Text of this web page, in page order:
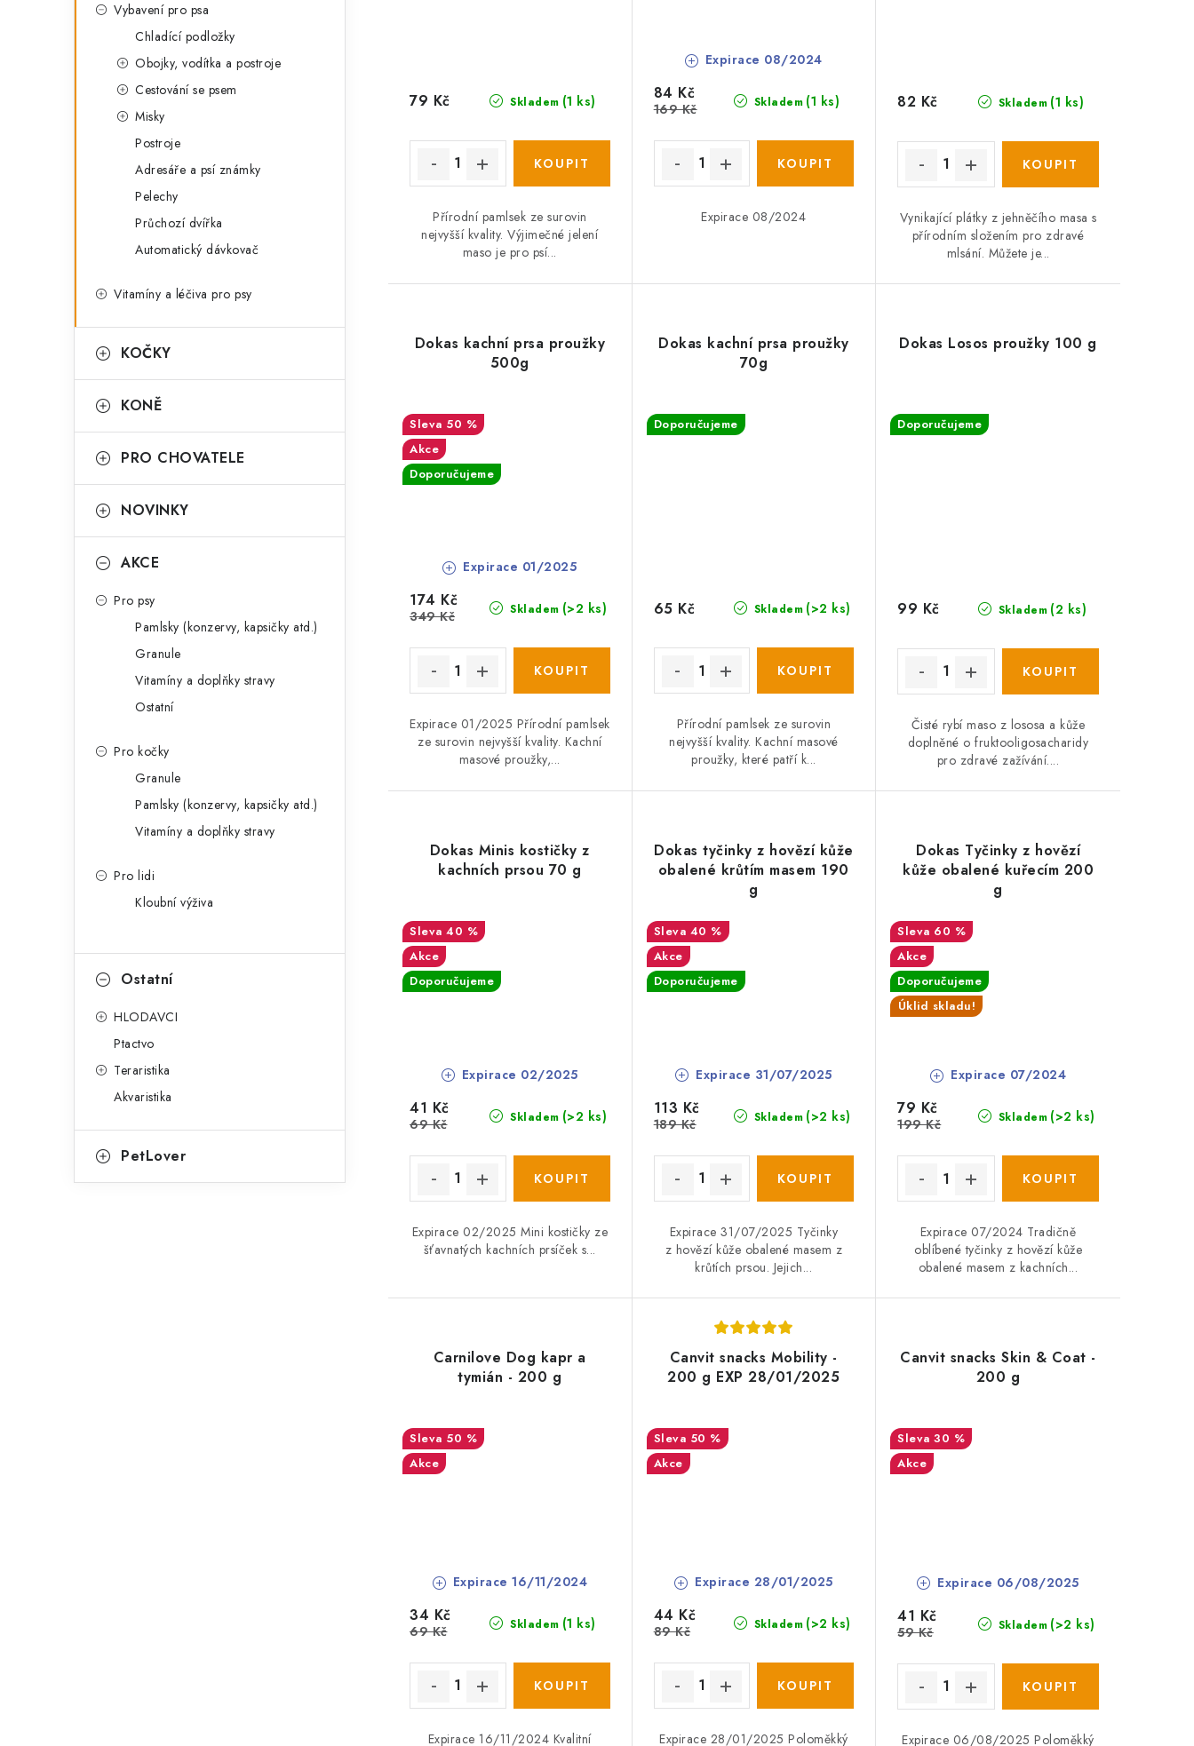
Vybavení pro psa
Chladící podložky
Obojky, vodítka a postroje
Cestování se psem
Misky
Postroje
Adresáře a psí známky
Pelechy
Průchozí dvířka
Automatický dávkovač
Vitamíny a léčiva pro psy
KOČKY
KONĚ
PRO CHOVATELE
NOVINKY
AKCE
Pro psy
Pamlsky (konzervy, kapsičky atd.)
Granule
Vitamíny a doplňky stravy
Ostatní
Pro kočky
Granule
Pamlsky (konzervy, kapsičky atd.)
Vitamíny a doplňky stravy
Pro lidi
Kloubní výživa
Ostatní
HLODAVCI
Ptactvo
Teraristika
Akvaristika
PetLover
Skladem (1 ks)
79 Kč
Přírodní pamlsek ze surovin
nejvyšší kvality. Výjimečné jelení
maso je pro psí...
Expirace 08/2024
Skladem (1 ks)
84 Kč
169 Kč
Expirace 08/2024
Skladem (1 ks)
82 Kč
Vynikající plátky z jehněčího masa s
přírodním složením pro zdravé
mlsání. Můžete je...
Dokas kachní prsa proužky
500g
50 %
Akce
Doporučujeme
Expirace 01/2025
Skladem (>2 ks)
174 Kč
349 Kč
Expirace 01/2025 Přírodní pamlsek
ze surovin nejvyšší kvality. Kachní
masové proužky,...
Dokas kachní prsa proužky
70g
Doporučujeme
Skladem (>2 ks)
65 Kč
Přírodní pamlsek ze surovin
nejvyšší kvality. Kachní masové
proužky, které patří k...
Dokas Losos proužky 100 g
Doporučujeme
Skladem (2 ks)
99 Kč
Čisté rybí maso z lososa a kůže
doplněné o fruktooligosacharidy
pro zdravé zažívání....
Dokas Minis kostičky z
kachních prsou 70 g
40 %
Akce
Doporučujeme
Expirace 02/2025
Skladem (>2 ks)
41 Kč
69 Kč
Expirace 02/2025 Mini kostičky ze
šťavnatých kachních prsíček s...
Dokas tyčinky z hovězí kůže
obalené krůtím masem 190
g
40 %
Akce
Doporučujeme
Expirace 31/07/2025
Skladem (>2 ks)
113 Kč
189 Kč
Expirace 31/07/2025 Tyčinky
z hovězí kůže obalené masem z
krůtích prsou. Jejich...
Dokas Tyčinky z hovězí
kůže obalené kuřecím 200
g
60 %
Akce
Doporučujeme
Úklid skladu!
Expirace 07/2024
Skladem (>2 ks)
79 Kč
199 Kč
Expirace 07/2024 Tradičně
oblíbené tyčinky z hovězí kůže
obalené masem z kachních...
Carnilove Dog kapr a
tymián - 200 g
50 %
Akce
Expirace 16/11/2024
Skladem (1 ks)
34 Kč
69 Kč
Expirace 16/11/2024 Kvalitní
Canvit snacks Mobility -
200 g EXP 28/01/2025
50 %
Akce
Expirace 28/01/2025
Skladem (>2 ks)
44 Kč
89 Kč
Expirace 28/01/2025 Poloměkký
Canvit snacks Skin & Coat -
200 g
30 %
Akce
Expirace 06/08/2025
Skladem (>2 ks)
41 Kč
59 Kč
Expirace 06/08/2025 Poloměkký